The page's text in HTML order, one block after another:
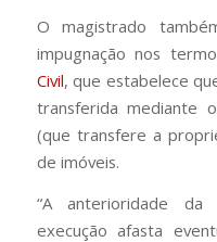
O magistrado
impugnação nos
Civil, que estabelece
transferida mediante
(que transfere a
de imóveis.
“A anterioridade
execução afasta